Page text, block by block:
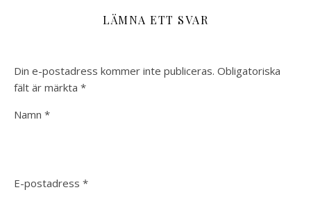
LÄMNA ETT SVAR
Din e-postadress kommer inte publiceras. Obligatoriska
fält är märkta *
Namn *
E-postadress *